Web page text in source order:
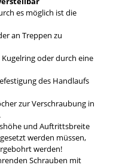
es möglich ist die
an Treppen zu
oder durch eine
des Handlaufs
zur Verschraubung in
und Auftrittsbreite
werden müssen,
werden!
Schrauben mit